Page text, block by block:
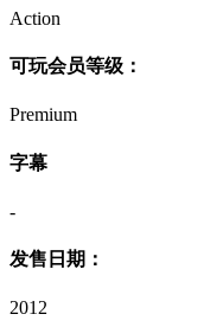
Action
可玩会员等级：
Premium
字幕
-
发售日期：
2012